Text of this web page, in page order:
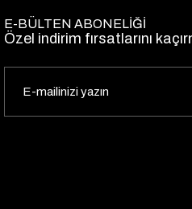
E-BÜLTEN ABONELİĞİ
Özel indirim fırsatlarını